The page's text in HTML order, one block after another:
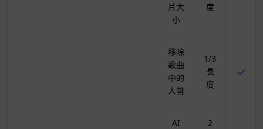
片大
小
度
移除
歌曲
中的
人聲
1/3
長
度
AI
2